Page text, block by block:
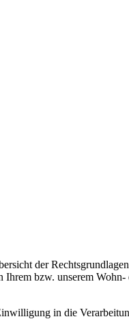
der
bzw. unserem
in die